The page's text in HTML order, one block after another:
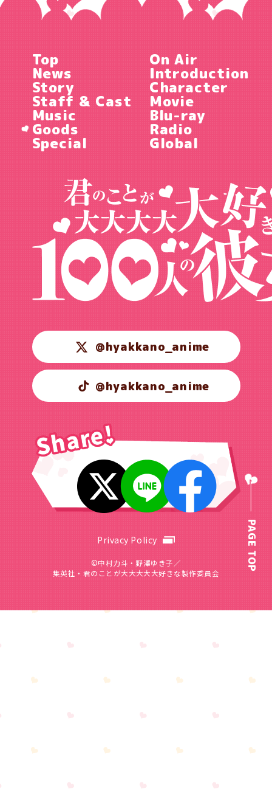
Top On Air
News Introduction
Story Character
Staff & Cast Movie
Music Blu-ray
Goods Radio
Special Global
@hyakkano_anime
@hyakkano_anime
Privacy Policy
©中村力斗・野澤ゆき子／
集英社・君のことが大大大大大好きな製作委員会
PAGE TOP